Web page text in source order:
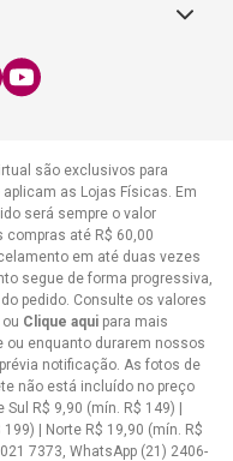
são exclusivos para
as Lojas Físicas. Em
será sempre o valor
compras até R$ 60,00
em até duas vezes
segue de forma progressiva,
pedido. Consulte os valores
Clique aqui para mais
ou enquanto durarem nossos
notificação. As fotos de
não está incluído no preço
R$ 9,90 (mín. R$ 149) |
| Norte R$ 19,90 (mín. R$
7373, WhatsApp (21) 2406-